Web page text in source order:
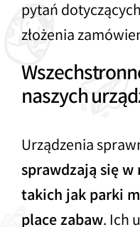
pytań
złożenia
naszych
Urządzenia
sprawdzają się
takich jak parki
place zabaw. Ich